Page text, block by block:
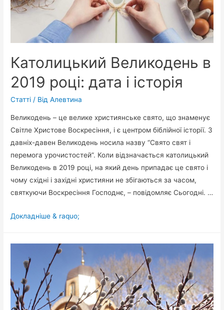
на
Католицький Великодень в
2019 році: дата і історія
Статті / ВідАлевтина
Великодень – це велике християнське свято, що знаменує
Світле Христове Воскресіння, і є центром біблійної історії. З
давніх-давен Великодень носила назву “Свято свят і
перемога урочистостей”. Коли відзначається католицький
Великодень в 2019 році, на який день припадає це свято і
чому східні і західні християни не збігаються за часом,
святкуючи Воскресіння Господнє, – повідомляє Сьогодні. …
Католицький
році:
дата
і
історія
Докладніше & raquo;